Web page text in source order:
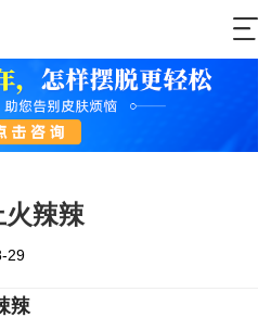
辣辣
29
辣